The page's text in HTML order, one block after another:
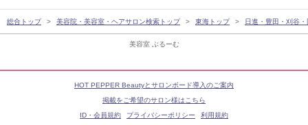
美容室 ぶるーむ
総合トップ 美容院・美容室・ヘアサロン検索トップ 東海トップ 日進・豊田・刈谷
HOT PEPPER Beautyとサロンボード導入のご案内
掲載をご希望のサロン様はこちら
ID・会員規約
プライバシーポリシー 利用規約